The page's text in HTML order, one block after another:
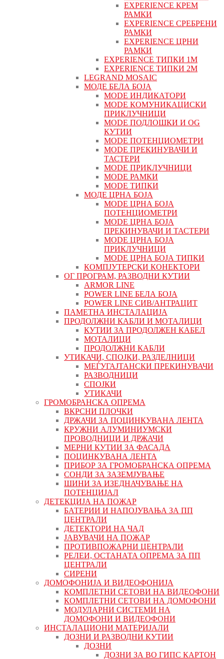
EXPERIENCE КРЕМ
РАМКИ
EXPERIENCE СРЕБРЕНИ
РАМКИ
EXPERIENCE ЦРНИ
РАМКИ
EXPERIENCE ТИПКИ 1M
EXPERIENCE ТИПКИ 2М
LEGRAND MOSAIC
МОДЕ БЕЛА БОЈА
MODE ИНДИКАТОРИ
MODE КОМУНИКАЦИСКИ
ПРИКЛУЧНИЦИ
MODE ПОДЛОШКИ И OG
КУТИИ
MODE ПОТЕНЦИОМЕТРИ
MODE ПРEКИНУВАЧИ И
ТАСТЕРИ
MODE ПРИКЛУЧНИЦИ
MODE РАМКИ
MODE ТИПКИ
МОДЕ ЦРНА БОЈА
MODE ЦРНА БОЈА
ПОТЕНЦИОМЕТРИ
MODE ЦРНА БОЈА
ПРЕКИНУВАЧИ И ТАСТЕРИ
MODE ЦРНА БОЈА
ПРИКЛУЧНИЦИ
MODE ЦРНА БОЈА ТИПКИ
КОМПЈУТЕРСКИ КОНЕКТОРИ
ОГ ПРОГРАМ, РАЗВОДНИ КУТИИ
ARMOR LINE
POWER LINE БЕЛА БОЈА
POWER LINE СИВ/АНТРАЦИТ
ПАМЕТНА ИНСТАЛАЦИЈА
ПРОДОЛЖНИ КАБЛИ И МОТАЛИЦИ
КУТИИ ЗА ПРОДОЛЖЕН КАБЕЛ
МОТАЛИЦИ
ПРОДОЛЖНИ КАБЛИ
УТИКАЧИ, СПОЈКИ, РАЗДЕЛНИЦИ
МЕЃУГАЈТАНСКИ ПРЕКИНУВАЧИ
РАЗВОДНИЦИ
СПОЈКИ
УТИКАЧИ
ГРОМОБРАНСКА ОПРЕМА
ВКРСНИ ПЛОЧКИ
ДРЖАЧИ ЗА ПОЦИНКУВАНА ЛЕНТА
КРУЖНИ АЛУМИНИУМСКИ
ПРОВОДНИЦИ И ДРЖАЧИ
МЕРНИ КУТИИ ЗА ФАСАДА
ПОЦИНКУВАНА ЛЕНТА
ПРИБОР ЗА ГРОМОБРАНСКА ОПРЕМА
СОНДИ ЗА ЗАЗЕМЈУВАЊЕ
ШИНИ ЗА ИЗЕДНАЧУВАЊЕ НА
ПОТЕНЦИЈАЛ
ДЕТЕКЦИЈА НА ПОЖАР
БАТЕРИИ И НАПОЈУВАЊА ЗА ПП
ЦЕНТРАЛИ
ДЕТЕКТОРИ НА ЧАД
ЈАВУВАЧИ НА ПОЖАР
ПРОТИВПОЖАРНИ ЦЕНТРАЛИ
РЕЛЕИ, ОСТАНАТА ОПРЕМА ЗА ПП
ЦЕНТРАЛИ
СИРЕНИ
ДОМОФОНИЈА И ВИДЕОФОНИЈА
КОМПЛЕТНИ СЕТОВИ НА ВИДЕОФОНИ
КОМПЛЕТНИ СЕТОВИ НА ДОМОФОНИ
МОДУЛАРНИ СИСТЕМИ НА
ДОМОФОНИ И ВИДЕОФОНИ
ИНСТАЛАЦИОНИ МАТЕРИЈАЛИ
ДОЗНИ И РАЗВОДНИ КУТИИ
ДОЗНИ
ДОЗНИ ЗА ВО ГИПС КАРТОН